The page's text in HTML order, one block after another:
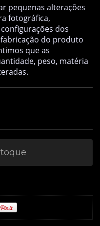
pequenas alterações
fotográfica,
dos
do produto
que as
peso, matéria